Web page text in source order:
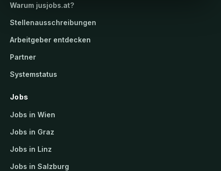
Warum jusjobs.at?
Stellenausschreibungen
Arbeitgeber entdecken
Partner
Systemstatus
Jobs
Jobs in Wien
Jobs in Graz
Jobs in Linz
Jobs in Salzburg